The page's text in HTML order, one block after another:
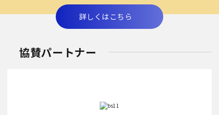
詳しくはこちら
協賛パートナー